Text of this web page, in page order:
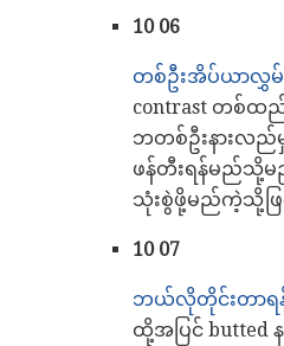
10 06
တစ်ဦးအိပ်ယာလွှမ်း
contrast တစ်ထ
ဘတစ်ဦးနားလည်
ဖန်တီးရန်မည်သို့မ
သုံးစွဲဖို့မည်ကဲ့သို့ဖြ
10 07
ဘယ်လိုတိုင်းတာရန်
ထို့အပြင် butted